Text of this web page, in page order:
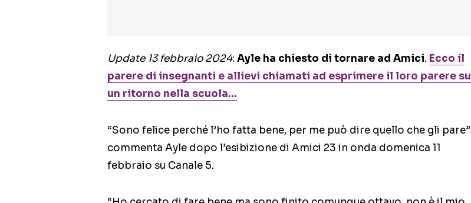
Update 13 febbraio 2024: Ayle ha chiesto di tornare ad Amici. Ecco il
parere di insegnanti e allievi chiamati ad esprimere il loro parere su
un ritorno nella scuola…
“Sono felice perché l’ho fatta bene, per me può dire quello che gli pare”
commenta Ayle dopo l’esibizione di Amici 23 in onda domenica 11
febbraio su Canale 5.